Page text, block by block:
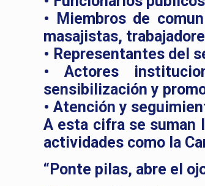
• Miembros de
masajistas,
• Representantes del
• Actores
sensibilización y
• Atención y
A esta cifra se suman
actividades como la
“Ponte pilas, abre el